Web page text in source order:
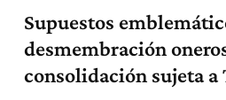
Supuestos
desmembración
consolidación sujeta a